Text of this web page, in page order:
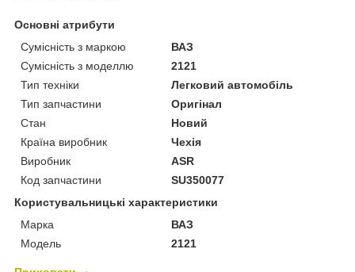
Основні атрибути
Сумісність з маркою
ВАЗ
Сумісність з моделлю
2121
Тип техніки
Легковий автомобіль
Тип запчастини
Оригінал
Стан
Новий
Країна виробник
Чехія
Виробник
ASR
Код запчастини
SU350077
Користувальницькі характеристики
Марка
ВАЗ
Модель
2121